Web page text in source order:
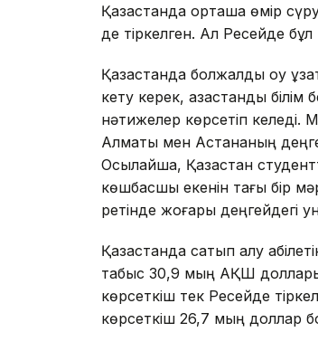
Қазақстанда орташа өмір
де тіркелген. Ал Ресейде
Қазақстанда болжалды оқу
кету керек, қазақстандық
нәтижелер көрсетіп келеді.
Алматы мен Астананың
Осылайша, Қазақстан
көшбасшы екенін тағы бір
ретінде жоғары деңгейдегі
Қазақстанда сатып алу
табыс 30,9 мың АҚШ
көрсеткіш тек Ресейде
көрсеткіш 26,7 мың доллар